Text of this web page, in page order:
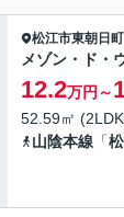
松江市東朝日町
メゾン・ド
12.2万円～
52.59㎡
山陰本線 「